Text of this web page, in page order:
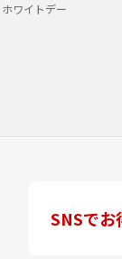
ホワイトデー
SNSでお